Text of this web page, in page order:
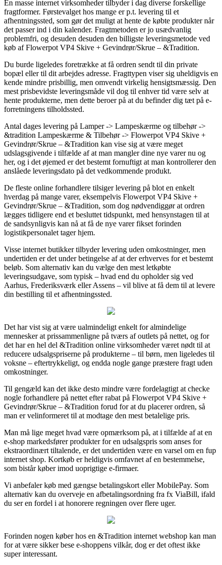
En masse internet virksomheder tilbyder i dag diverse forskellige
fragtformer. Førstevalget hos mange er p.t. levering til et
afhentningssted, som gør det muligt at hente de købte produkter når
det passer ind i din kalender. Fragtmetoden er jo usædvanlig
problemfri, og desuden desuden den billigste leveringsmetode ved
køb af Flowerpot VP4 Skive + Gevindrør/Skrue – &Tradition.
Du burde ligeledes foretrække at få ordren sendt til din private
bopæl eller til dit arbejdes adresse. Fragttypen viser sig uheldigvis en
kende mindre prisbillig, men omvendt virkelig hensigtsmæssig. Den
mest prisbevidste leveringsmåde vil dog til enhver tid være selv at
hente produkterne, men dette beroer på at du befinder dig tæt på e-
forretningens tilholdssted.
Antal dages levering på Lamper -> Lampeskærme og tilbehør ->
&tradition Lampeskærme & Tilbehør -> Flowerpot VP4 Skive +
Gevindrør/Skrue – &Tradition kan vise sig at være meget
udslagsgivende i tilfælde af at man mangler dine nye varer nu og
her, og i det øjemed er det bestemt fornuftigt at man kontrollerer den
anslåede leveringsdato på det vedkommende produkt.
De fleste online forhandlere tilsiger levering på blot en enkelt
hverdag på mange varer, eksempelvis Flowerpot VP4 Skive +
Gevindrør/Skrue – &Tradition, som dog nødvendiggør at ordren
lægges tidligere end et besluttet tidspunkt, med hensynstagen til at
de sandsynligvis kan nå at få de nye varer fikset forinden
logistikpersonalet tager hjem.
Visse internet butikker tilbyder levering uden omkostninger, men
undertiden er det under betingelse af at der erhverves for et bestemt
beløb. Som alternativ kan du vælge den mest letkøbte
leveringsudgave, som typisk – hvad end du opholder sig ved
Aarhus, Frederiksværk eller Assens – vil blive at få dem til at levere
din bestilling til et afhentningssted.
Det har vist sig at være ualmindeligt enkelt for almindelige
mennesker at prissammenligne på tværs af outlets på nettet, og for
det har en hel del &Tradition online virksomheder været nødt til at
reducere udsalgspriserne på produkterne – til børn, men ligeledes til
voksne – eftertrykkeligt, og endda nogle gange præstere fragt uden
omkostninger.
Til gengæld kan det ikke desto mindre være fordelagtigt at checke
nogle forhandlere på nettet efter rabat på Flowerpot VP4 Skive +
Gevindrør/Skrue – &Tradition forud for at du placerer ordren, så
man er velinformeret til at modtage den mest betalelige pris.
Man må lige meget hvad være opmærksom på, at i tilfælde af at en
e-shop markedsfører produkter for en udsalgspris som anses for
ekstraordinært tiltalende, er det undertiden være en varsel om en fup
internet shop. Kortkøb er heldigvis omfavnet af en bestemmelse,
som bistår køber imod uoprigtige e-firmaer.
Vi anbefaler køb med gængse betalingskort eller MobilePay. Som
alternativ kan du overveje en afbetalingsordning fra fx ViaBill, ifald
du ser en fordel i at honorere regningen over flere uger.
Forinden nogen køber hos en &Tradition internet webshop kan man
for at være sikker bese e-shoppens vilkår, dog er det oftest ikke
super interessant.